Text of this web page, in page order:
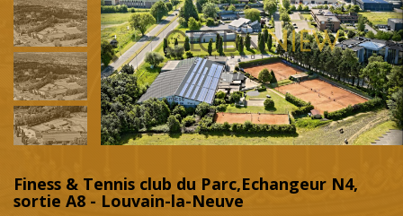
Finess & Tennis club du Parc,Echangeur N4,
sortie A8 - Louvain-la-Neuve